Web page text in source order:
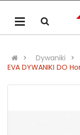
Dywaniki
EVA DYWANIKІ DO